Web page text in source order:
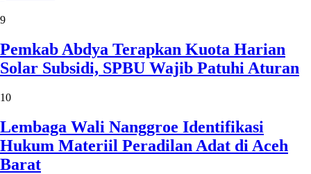
9
Pemkab Abdya Terapkan Kuota Harian
Solar Subsidi, SPBU Wajib Patuhi Aturan
10
Lembaga Wali Nanggroe Identifikasi
Hukum Materiil Peradilan Adat di Aceh
Barat